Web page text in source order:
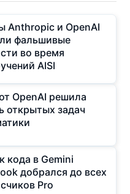
Anthropic и OpenAI
фальшивые
во время
AISI
OpenAI решила
открытых задач
кода в Gemini
добрался до всех
Pro